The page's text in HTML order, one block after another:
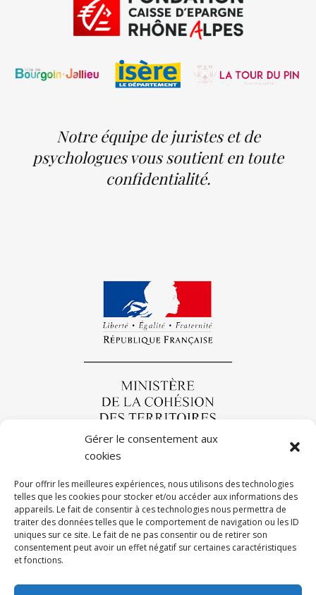
Gérer le consentement aux
cookies
Pour offrir les meilleures expériences, nous utilisons des technologies
telles que les cookies pour stocker et/ou accéder aux informations des
appareils. Le fait de consentir à ces technologies nous permettra de
traiter des données telles que le comportement de navigation ou les ID
uniques sur ce site. Le fait de ne pas consentir ou de retirer son
consentement peut avoir un effet négatif sur certaines caractéristiques
et fonctions.
Notre équipe de juristes et de
psychologues vous soutient en toute
confidentialité.
Mentions légales